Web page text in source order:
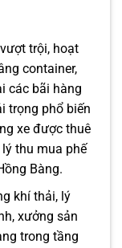
trội, hoạt
container,
các bãi hàng
trọng phổ biến
xe được thuê
thu mua phế
Bàng.
khí thải, lý
xưởng sản
trong tầng